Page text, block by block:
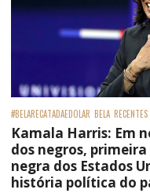
#BELARECATADAEDOLAR BELA RECENTES
Kamala Harris: Em
dos negros,
negra dos Estados
história política do